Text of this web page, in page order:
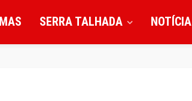
SERRA TALHADA NOTÍCIA